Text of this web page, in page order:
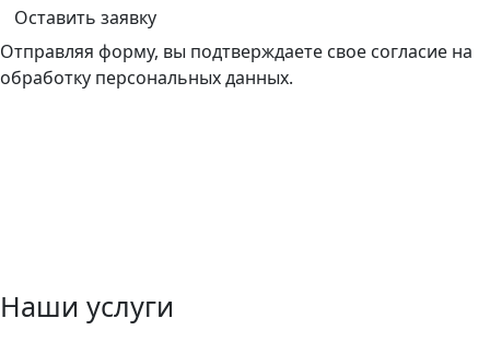
Оставить заявку
Отправляя форму, вы подтверждаете свое согласие на
обработку персональных данных.
Наши услуги